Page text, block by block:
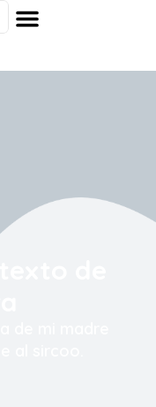
de
de mi madre
al sircoo.